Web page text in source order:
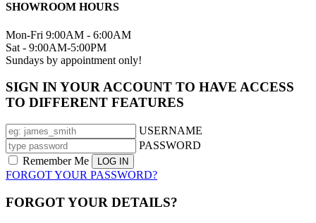
SHOWROOM HOURS
Mon-Fri 9:00AM - 6:00AM
Sat - 9:00AM-5:00PM
Sundays by appointment only!
SIGN IN YOUR ACCOUNT TO HAVE ACCESS
TO DIFFERENT FEATURES
USERNAME
PASSWORD
Remember Me
FORGOT YOUR PASSWORD?
FORGOT YOUR DETAILS?